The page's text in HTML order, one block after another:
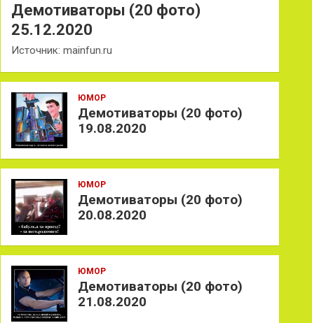
Демотиваторы (20 фото)
25.12.2020
Источник: mainfun.ru
ЮМОР
Демотиваторы (20 фото)
19.08.2020
ЮМОР
Демотиваторы (20 фото)
20.08.2020
ЮМОР
Демотиваторы (20 фото)
21.08.2020